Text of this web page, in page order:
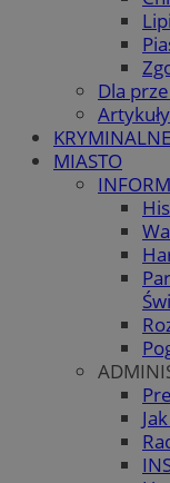
Dla
KRYMINALNE
MIASTO